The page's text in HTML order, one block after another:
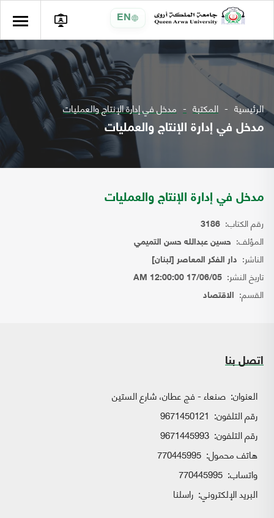
EN
الرئيسية المكتبة مدخل في إدارة الإنتاج والعمليات
مدخل في إدارة الإنتاج والعمليات
مدخل في إدارة الإنتاج والعمليات
رقم الكتاب: 3186
المؤلف: حسين عبدالله حسن التميمي
الناشر: دار الفكر المعاصر [لبنان]
تاريخ النشر: 17/06/05 12:00:00 AM
القسم: الاقتصاد
اتصل بنا
العنوان: صنعاء - فج عطان، شارع الستين
رقم التلفون: 9671450121
رقم التلفون: 9671445993
هاتف محمول: 770445995
واتساب:
البريد الإلكتروني: راسلنا